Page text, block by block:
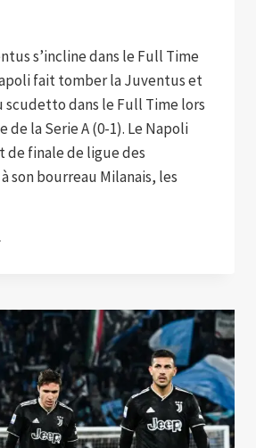
s’incline dans le Full Time
fait tomber la Juventus et
scudetto dans le Full Time lors
de la Serie A (0-1). Le Napoli
de finale de ligue des
son bourreau Milanais, les